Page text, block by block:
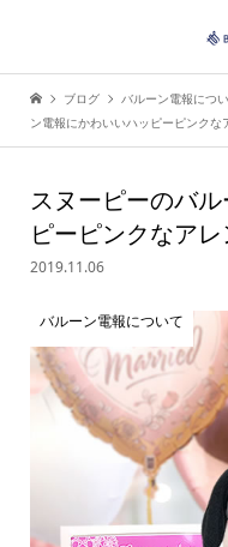
ブログ バルーン電報につ
ン電報にかわいいハッピーピンクな
スヌーピーのバ
ピーピンクなア
2019.11.06
バルーン電報について